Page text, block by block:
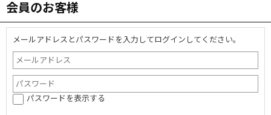
会員のお客様
メールアドレスとパスワードを入力してログインしてください。
パスワードを表示する